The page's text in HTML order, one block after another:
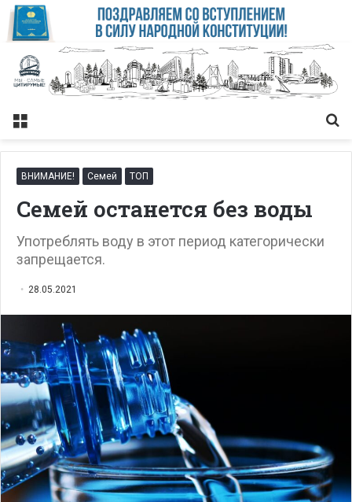
Меню
ВНИМАНИЕ! Семей ТОП
Семей останется без воды
Употреблять воду в этот период категорически
запрещается.
28.05.2021